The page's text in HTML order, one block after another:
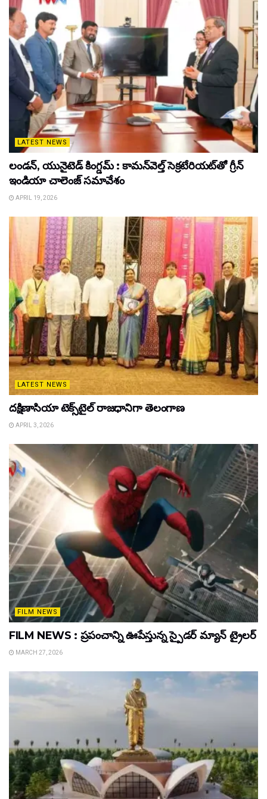
LATEST NEWS
లండన్, యునైటెడ్ కింగ్డమ్ : కామన్‌వెల్త్ సెక్రటేరియట్‌తో గ్రీన్
ఇండియా చాలెంజ్ సమావేశం
APRIL 19, 2026
LATEST NEWS
దక్షిణాసియా టెక్స్‌టైల్ రాజధానిగా తెలంగాణ
APRIL 3, 2026
FILM NEWS
FILM NEWS : ప్రపంచాన్ని ఊపేస్తున్న స్పైడర్ మ్యాన్ ట్రైలర్
MARCH 27, 2026